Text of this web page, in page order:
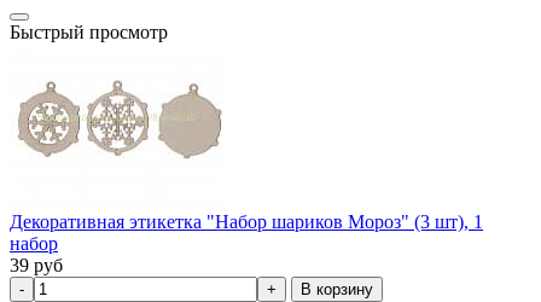
Быстрый просмотр
Декоративная этикетка "Набор шариков Мороз" (3 шт), 1
набор
39 руб
В корзину